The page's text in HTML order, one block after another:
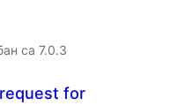
са 7.0.3
for